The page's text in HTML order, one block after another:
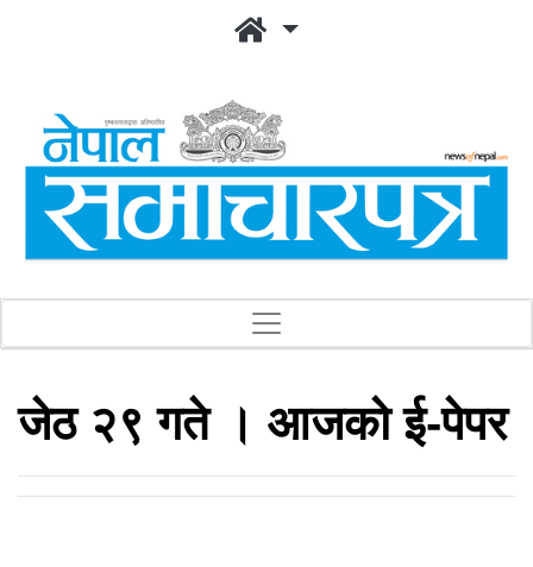
जेठ २९ गते । आजको ई-पेपर